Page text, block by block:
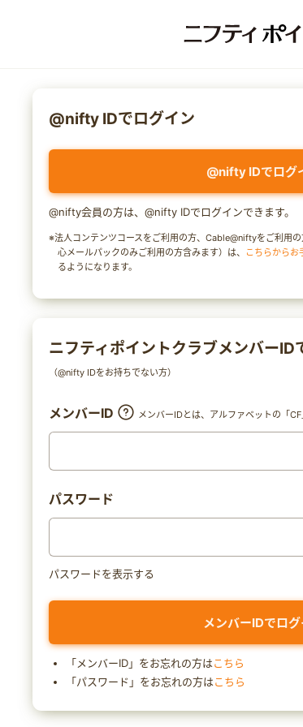
@nifty IDでログイン
@nifty IDでログ
@nifty会員の方は、@nifty IDでログインできます。
※法人コンテンツコースをご利用の方、Cable@niftyをご利用
心メールパックのみご利用の方含みます）は、
こちらからお
るようになります。
ニフティポイントクラブメンバーID
（@nifty IDをお持ちでない方）
メンバーID メンバーIDとは、アルファベットの「CF
パスワード
パスワードを表示する
「メンバーID」をお忘れの方はこちら
「パスワード」をお忘れの方はこちら